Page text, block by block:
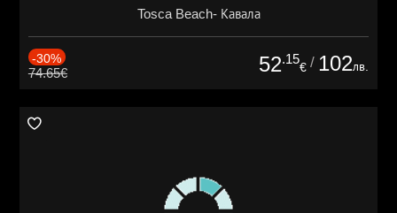
Tosca Beach- Кавала
-30%
74.65€ 52.15
€ / 102лв.